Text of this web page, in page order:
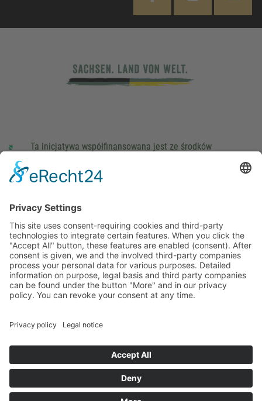
Ta inicjatywa współfinansowana jest ze środków
parlamentarzystów Landtagu Saksońskiego budżetu.
stopka redakcyjna
This site uses consent-requiring cookies and third-party
technologies to integrate certain features. When you click the
"Accept All" button, these features are enabled (consent).
After consent is given, we and the involved third-party
companies process your personal data for various purposes.
companies can be found under the button "More" and in our
DENY ACCEPT MORE